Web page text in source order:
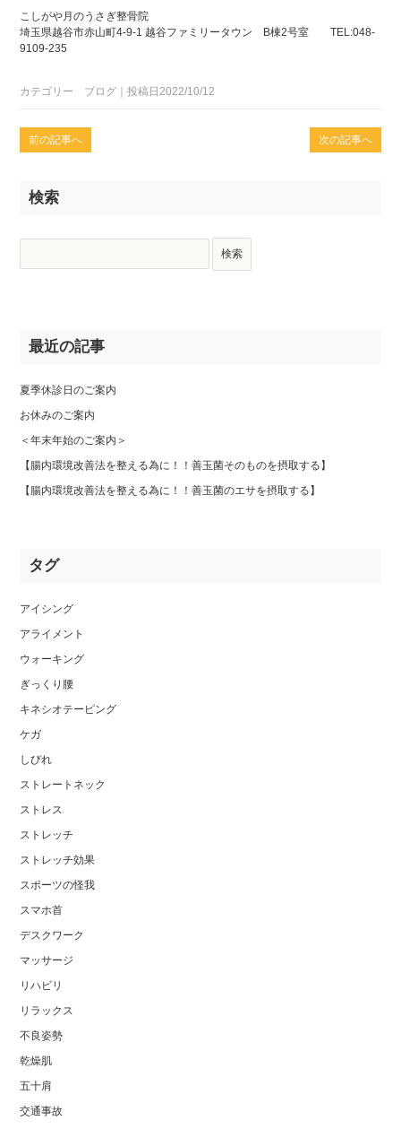
こしがや月のうさぎ整骨院
埼玉県越谷市赤山町4-9-1 越谷ファミリータウン B棟2号室 TEL:048-
9109-235
カテゴリー ブログ｜投稿日2022/10/12
前の記事へ 次の記事へ
検索
最近の記事
夏季休診日のご案内
お休みのご案内
＜年末年始のご案内＞
【腸内環境改善法を整える為に！！善玉菌そのものを摂取する】
【腸内環境改善法を整える為に！！善玉菌のエサを摂取する】
タグ
アイシング
アライメント
ウォーキング
ぎっくり腰
キネシオテーピング
ケガ
しびれ
ストレートネック
ストレス
ストレッチ
ストレッチ効果
スポーツの怪我
スマホ首
デスクワーク
マッサージ
リハビリ
リラックス
不良姿勢
乾燥肌
五十肩
交通事故